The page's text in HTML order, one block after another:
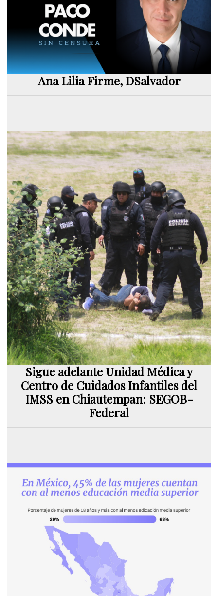
Ana Lilia Firme, DSalvador
Sigue adelante Unidad Médica y
Centro de Cuidados Infantiles del
IMSS en Chiautempan: SEGOB-
Federal